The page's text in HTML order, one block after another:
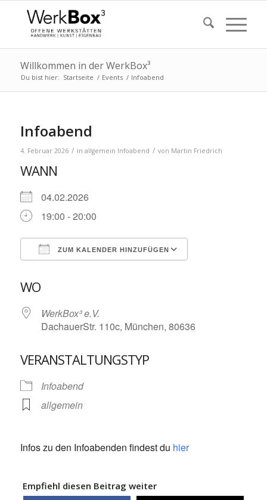
Willkommen in der WerkBox³
Du bist hier: Startseite / Events / Infoabend
Infoabend
4. Februar 2026 / in allgemein Infoabend / von Martin Friedrich
WANN
04.02.2026
19:00 - 20:00
ZUM KALENDER HINZUFÜGEN
WO
WerkBox³ e.V.
DachauerStr. 110c, München, 80636
VERANSTALTUNGSTYP
Infoabend
allgemein
Infos zu den Infoabenden findest du hier
Empfiehl diesen Beitrag weiter